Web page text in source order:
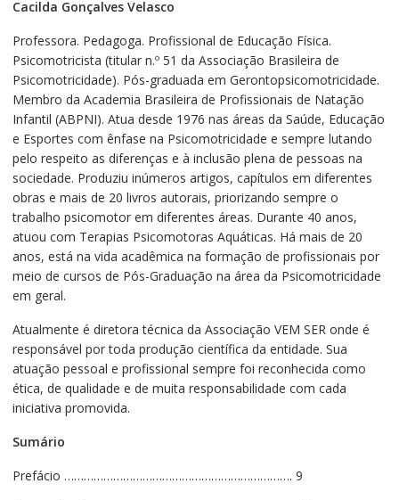
Cacilda Gonçalves Velasco
Professora. Pedagoga. Profissional de Educação Física.
Psicomotricista (titular n.º 51 da Associação Brasileira de
Psicomotricidade). Pós-graduada em Gerontopsicomotricidade.
Membro da Academia Brasileira de Profissionais de Natação
Infantil (ABPNI). Atua desde 1976 nas áreas da Saúde, Educação
e Esportes com ênfase na Psicomotricidade e sempre lutando
pelo respeito as diferenças e à inclusão plena de pessoas na
sociedade. Produziu inúmeros artigos, capítulos em diferentes
obras e mais de 20 livros autorais, priorizando sempre o
trabalho psicomotor em diferentes áreas. Durante 40 anos,
atuou com Terapias Psicomotoras Aquáticas. Há mais de 20
anos, está na vida acadêmica na formação de profissionais por
meio de cursos de Pós-Graduação na área da Psicomotricidade
em geral.
Atualmente é diretora técnica da Associação VEM SER onde é
responsável por toda produção científica da entidade. Sua
atuação pessoal e profissional sempre foi reconhecida como
ética, de qualidade e de muita responsabilidade com cada
iniciativa promovida.
Sumário
Prefácio ……………………………………………………………. 9